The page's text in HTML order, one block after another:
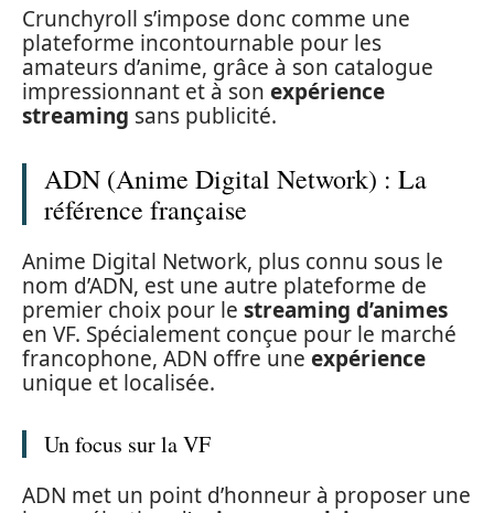
Crunchyroll s’impose donc comme une
plateforme incontournable pour les
amateurs d’anime, grâce à son catalogue
impressionnant et à son expérience
streaming sans publicité.
ADN (Anime Digital Network) : La
référence française
Anime Digital Network, plus connu sous le
nom d’ADN, est une autre plateforme de
premier choix pour le streaming d’animes
en VF. Spécialement conçue pour le marché
francophone, ADN offre une expérience
unique et localisée.
Un focus sur la VF
ADN met un point d’honneur à proposer une